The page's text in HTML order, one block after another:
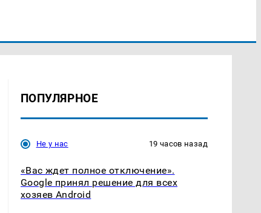
ПОПУЛЯРНОЕ
Не у нас 19 часов назад
«Вас ждет полное отключение».
Google принял решение для всех
хозяев Android